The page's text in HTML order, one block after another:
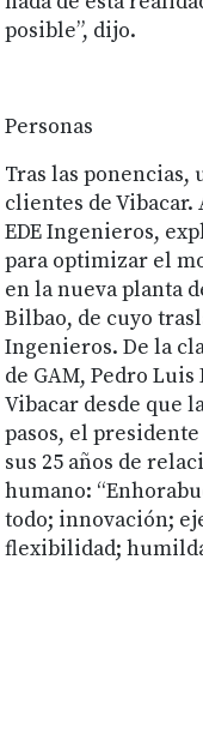
posible”, dijo.
Personas
Tras las ponencias,
clientes de Vibacar.
EDE Ingenieros,
para optimizar el
en la nueva planta
Bilbao, de cuyo
Ingenieros. De la
de GAM, Pedro
Vibacar desde que
pasos, el
sus 25 años de
humano:
todo; innovación;
flexibilidad;